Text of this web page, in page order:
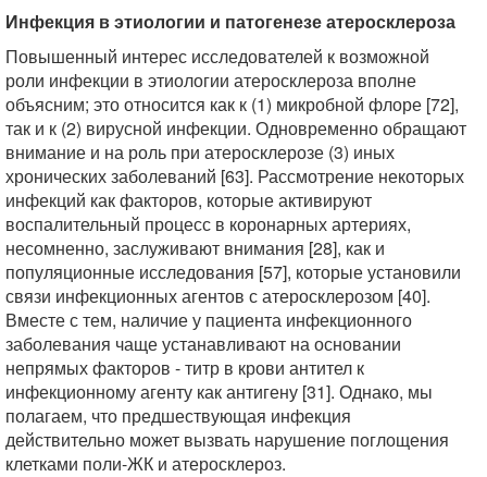
Инфекция в этиологии и патогенезе атеросклероза
Повышенный интерес исследователей к возможной
роли инфекции в этиологии атеросклероза вполне
объясним; это относится как к (1) микробной флоре [72],
так и к (2) вирусной инфекции. Одновременно обращают
внимание и на роль при атеросклерозе (3) иных
хронических заболеваний [63]. Рассмотрение некоторых
инфекций как факторов, которые активируют
воспалительный процесс в коронарных артериях,
несомненно, заслуживают внимания [28], как и
популяционные исследования [57], которые установили
связи инфекционных агентов с атеросклерозом [40].
Вместе с тем, наличие у пациента инфекционного
заболевания чаще устанавливают на основании
непрямых факторов - титр в крови антител к
инфекционному агенту как антигену [31]. Однако, мы
полагаем, что предшествующая инфекция
действительно может вызвать нарушение поглощения
клетками поли-ЖК и атеросклероз.